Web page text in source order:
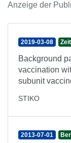
Anzeige der
2019-03-08
Background
vaccination
subunit
STIKO
2013-07-01